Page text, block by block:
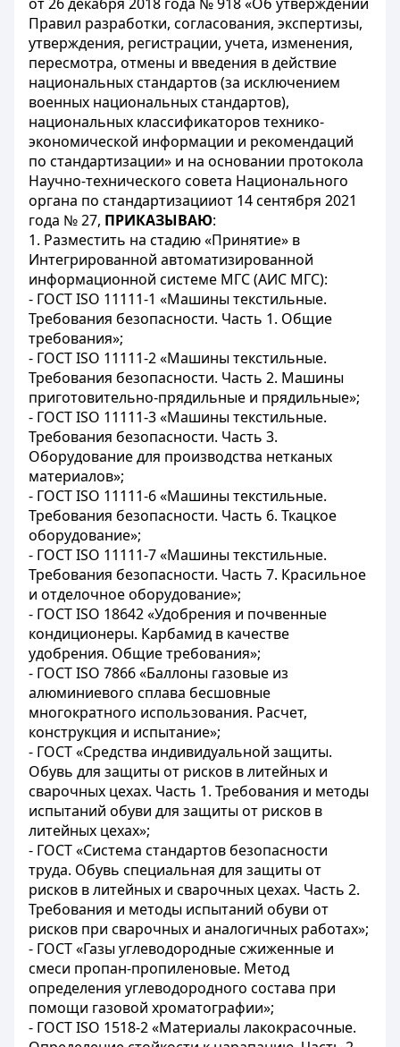
Правил разработки, согласования, экспертизы,
утверждения, регистрации, учета, изменения,
пересмотра, отмены и введения в действие
национальных стандартов (за исключением
военных национальных стандартов),
национальных классификаторов технико-
экономической информации и рекомендаций
по стандартизации» и на основании протокола
Научно-технического совета Национального
органа по стандартизацииот 14 сентября 2021
года № 27, ПРИКАЗЫВАЮ:
1. Разместить на стадию «Принятие» в
Интегрированной автоматизированной
информационной системе МГС (АИС МГС):
- ГОСТ ISO 11111-1 «Машины текстильные.
Требования безопасности. Часть 1. Общие
требования»;
- ГОСТ ISO 11111-2 «Машины текстильные.
Требования безопасности. Часть 2. Машины
приготовительно-прядильные и прядильные»;
- ГОСТ ISO 11111-3 «Машины текстильные.
Требования безопасности. Часть 3.
Оборудование для производства нетканых
материалов»;
- ГОСТ ISO 11111-6 «Машины текстильные.
Требования безопасности. Часть 6. Ткацкое
оборудование»;
- ГОСТ ISO 11111-7 «Машины текстильные.
Требования безопасности. Часть 7. Красильное
и отделочное оборудование»;
- ГОСТ ISO 18642 «Удобрения и почвенные
кондиционеры. Карбамид в качестве
удобрения. Общие требования»;
- ГОСТ ISO 7866 «Баллоны газовые из
алюминиевого сплава бесшовные
многократного использования. Расчет,
конструкция и испытание»;
- ГОСТ «Средства индивидуальной защиты.
Обувь для защиты от рисков в литейных и
сварочных цехах. Часть 1. Требования и методы
испытаний обуви для защиты от рисков в
литейных цехах»;
- ГОСТ «Система стандартов безопасности
труда. Обувь специальная для защиты от
рисков в литейных и сварочных цехах. Часть 2.
Требования и методы испытаний обуви от
рисков при сварочных и аналогичных работах»;
- ГОСТ «Газы углеводородные сжиженные и
смеси пропан-пропиленовые. Метод
определения углеводородного состава при
помощи газовой хроматографии»;
- ГОСТ ISO 1518-2 «Материалы лакокрасочные.